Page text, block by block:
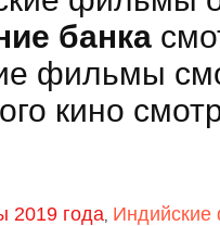
банка
фильмы
кино
2019 года,